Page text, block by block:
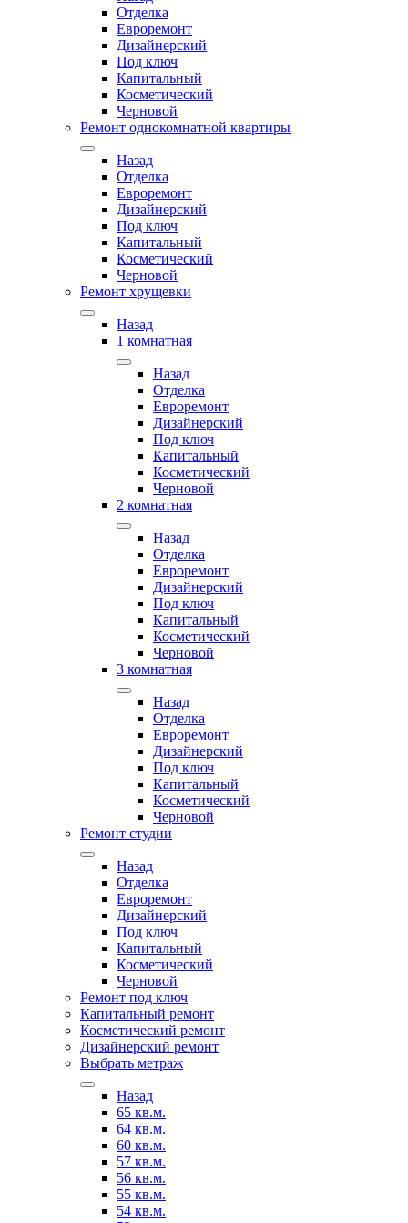
Отделка
Евроремонт
Дизайнерский
Под ключ
Капитальный
Косметический
Черновой
Ремонт однокомнатной квартиры
Назад
Отделка
Евроремонт
Дизайнерский
Под ключ
Капитальный
Косметический
Черновой
Ремонт хрущевки
Назад
1 комнатная
Назад
Отделка
Евроремонт
Дизайнерский
Под ключ
Капитальный
Косметический
Черновой
2 комнатная
Назад
Отделка
Евроремонт
Дизайнерский
Под ключ
Капитальный
Косметический
Черновой
3 комнатная
Назад
Отделка
Евроремонт
Дизайнерский
Под ключ
Капитальный
Косметический
Черновой
Ремонт студии
Назад
Отделка
Евроремонт
Дизайнерский
Под ключ
Капитальный
Косметический
Черновой
Ремонт под ключ
Капитальный ремонт
Косметический ремонт
Дизайнерский ремонт
Выбрать метраж
Назад
65 кв.м.
64 кв.м.
60 кв.м.
57 кв.м.
56 кв.м.
55 кв.м.
54 кв.м.